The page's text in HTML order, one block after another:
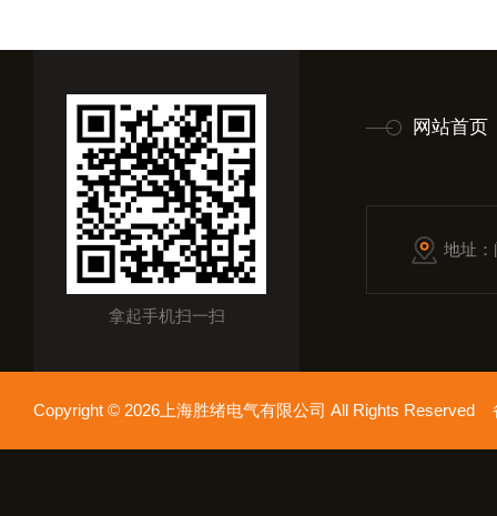
拿起手机扫一扫
网站首页
地址
Copyright © 2026上海胜绪电气有限公司 All Rights Reserved